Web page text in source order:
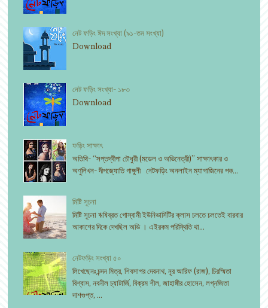
নেট ফড়িং ঈদ সংখ্যা (৯১-তম সংখ্যা)
Download
নেট ফড়িং সংখ্যা- ১৮৩
Download
ফড়িং সাক্ষাৎ
অতিথি- “সপ্তদ্বীপা চৌধুরী (মডেল ও অভিনেত্রী)” সাক্ষাৎকার ও
অণুলিখন- দীপজ্যোতি গাঙ্গুলী নেটফড়িং অনলাইন ম্যাগাজিনের পক...
মিষ্টি সূচনা
মিষ্টি সূচনা ঋষিব্রত গোস্বামী ইউনিভার্সিটির ক্লাস চলতে চলতেই বারবার
আকাশের দিকে দেখছিল অভি । এইরকম পরিস্থিতি থা...
নেটফড়িং সংখ্যা ৫০
লিখেছেনঃ চন্দন মিত্র, শিবসাগর দেবনাথ, নূর আরিফ (রাজ), চিরস্মিতা
বিশ্বাস, নবনীল চ্যাটার্জি, বিক্রম শীল, জাহাঙ্গীর হোসেন, লগ্নজিতা
দাশগুপ্ত, ...